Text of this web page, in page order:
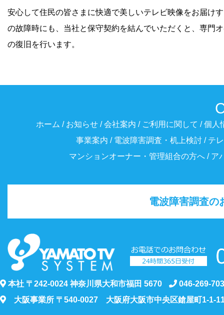
安心して住民の皆さまに快適で美しいテレビ映像をお届け
の故障時にも、当社と保守契約を結んでいただくと、専門
の復旧を行います。
ホーム お知らせ 会社案内 ご利用に関して
個人
事業案内
電波障害調査・机上検討
テ
マンションオーナー・管理組合の方へ
ア
電波障害調査
本社 〒242-0024 神奈川県⼤和市福⽥ 5670
046-269-
大阪事業所 〒540-0027 大阪府大阪市中央区鎗屋町1-1-